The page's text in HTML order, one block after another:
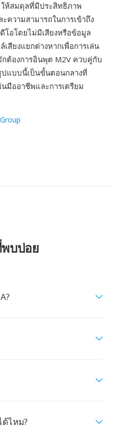
ห้สมดุลที่มีประสิทธิภาพ
ความสามารถในการเข้าถึง
โอโดยไม่มีเสียงหรือข้อมูล
สียงแยกต่างหากเพื่อการเล่น
ต้องการอินพุต M2V ควบคู่กับ
ปแบบนี้เป็นขั้นตอนกลางที่
มืออาชีพและการเตรียม
บบ่อย
ไหม?